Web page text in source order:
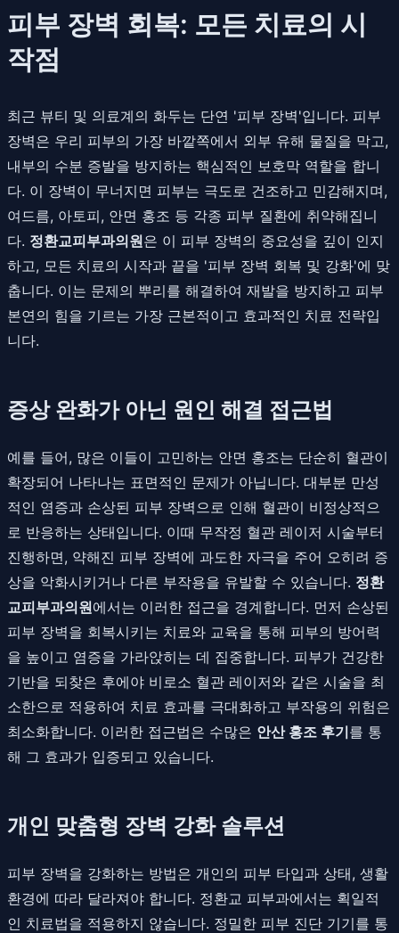
피부 장벽 회복: 모든 치료의 시
작점
최근 뷰티 및 의료계의 화두는 단연 '피부 장벽'입니다. 피부
장벽은 우리 피부의 가장 바깥쪽에서 외부 유해 물질을 막고,
내부의 수분 증발을 방지하는 핵심적인 보호막 역할을 합니
다. 이 장벽이 무너지면 피부는 극도로 건조하고 민감해지며,
여드름, 아토피, 안면 홍조 등 각종 피부 질환에 취약해집니
다. 정환교피부과의원은 이 피부 장벽의 중요성을 깊이 인지
하고, 모든 치료의 시작과 끝을 '피부 장벽 회복 및 강화'에 맞
춥니다. 이는 문제의 뿌리를 해결하여 재발을 방지하고 피부
본연의 힘을 기르는 가장 근본적이고 효과적인 치료 전략입
니다.
증상 완화가 아닌 원인 해결 접근법
예를 들어, 많은 이들이 고민하는 안면 홍조는 단순히 혈관이
확장되어 나타나는 표면적인 문제가 아닙니다. 대부분 만성
적인 염증과 손상된 피부 장벽으로 인해 혈관이 비정상적으
로 반응하는 상태입니다. 이때 무작정 혈관 레이저 시술부터
진행하면, 약해진 피부 장벽에 과도한 자극을 주어 오히려 증
상을 악화시키거나 다른 부작용을 유발할 수 있습니다. 정환
교피부과의원에서는 이러한 접근을 경계합니다. 먼저 손상된
피부 장벽을 회복시키는 치료와 교육을 통해 피부의 방어력
을 높이고 염증을 가라앉히는 데 집중합니다. 피부가 건강한
기반을 되찾은 후에야 비로소 혈관 레이저와 같은 시술을 최
소한으로 적용하여 치료 효과를 극대화하고 부작용의 위험은
최소화합니다. 이러한 접근법은 수많은 안산 홍조 후기를 통
해 그 효과가 입증되고 있습니다.
개인 맞춤형 장벽 강화 솔루션
피부 장벽을 강화하는 방법은 개인의 피부 타입과 상태, 생활
환경에 따라 달라져야 합니다. 정환교 피부과에서는 획일적
인 치료법을 적용하지 않습니다. 정밀한 피부 진단 기기를 통